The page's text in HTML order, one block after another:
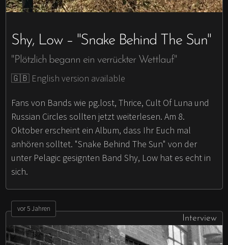
Shy, Low – "Snake Behind The Sun"
"Plötzlich begann ein verrückter Wettlauf"
🇬🇧 English version available
Fans von Bands wie pg.lost, Thrice, Cult Of Luna und
Russian Circles sollten jetzt weiterlesen. Am 8.
Oktober erscheint ein Album, dass Ihr Euch mal
anhören solltet. "Snake Behind The Sun" von der
unter Pelagic gesignten Band Shy, Low hat es echt in
sich.
vor 5 Jahren
Interview